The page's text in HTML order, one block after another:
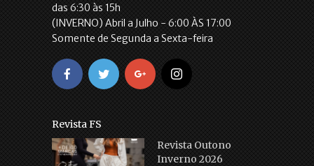
das 6:30 às 15h
(INVERNO) Abril a Julho - 6:00 ÀS 17:00
Somente de Segunda a Sexta-feira
Revista FS
Revista Outono
Inverno 2026